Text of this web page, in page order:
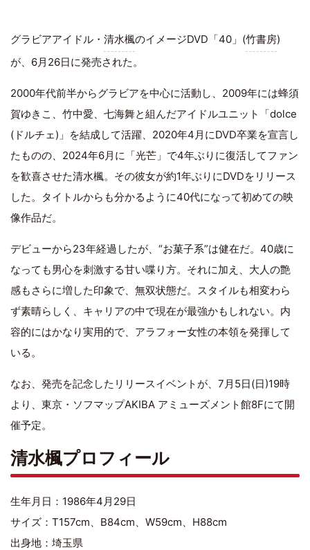
グラビアアイドル・ 清水楓のイメージDVD「40」(竹書房)
が、6月26日に発売された。
2000年代前半からグラビアを中心に活動し、2009年には蜂須
賀ゆきこ、竹中愛、七海舞と組んだアイドルユニット「dolce
(ドルチェ)」を結成して活躍、2020年4月にDVD卒業を宣言し
たものの、2024年6月に「光芒」で4年ぶりに復活してファン
を歓喜させた清水楓。その彼女が約1年ぶりにDVDをリリース
した。タイトルからも分かるように40代になって初めての映
像作品だ。
デビューから23年経過したが、“お菓子系”は健在だ。40歳に
なっても男心を刺激する甘い喋り方。それに加え、大人の艶
感もさらに増した印象で、無双状態だ。スタイルも相変わら
ず素晴らしく、キャリアの中で現在が最強かもしれない。内
容的にはかなり実用的で、アラフォー女性の本領を発揮して
いる。
なお、発売を記念したリリースイベントが、7月5日(日)19時
より、東京・ソフマップAKIBA アミューズメント館8Fにて開
催予定。
清水楓プロフィール
生年月日：1986年4月29日
サイズ：T157cm、B84cm、W59cm、H88cm
出身地：埼玉県